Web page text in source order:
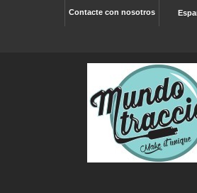
Contacte con nosotros